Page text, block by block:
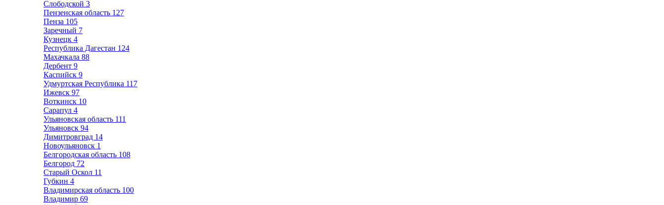
Слободской 3
Пензенская область 127
Пенза 105
Заречный 7
Кузнецк 4
Республика Дагестан 124
Махачкала 88
Дербент 9
Каспийск 9
Удмуртская Республика 117
Ижевск 97
Воткинск 10
Сарапул 4
Ульяновская область 111
Ульяновск 94
Димитровград 14
Новоульяновск 1
Белгородская область 108
Белгород 72
Старый Оскол 11
Губкин 4
Владимирская область 100
Владимир 69